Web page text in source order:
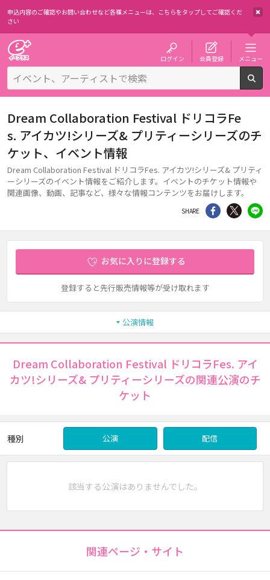
申込内容のご確認やお問い合わせなど各種メニューは、 こちらをタップしてご確認くだ
さい
ログイン 会員登録 メニュー
Dream Collaboration Festival ドリコラFe
s. アイカツ!シリーズ& プリティーシリーズのチ
ケット、イベント情報
Dream Collaboration Festival ドリコラFes. アイカツ!シリーズ& プリティ
ーシリーズのイベント情報をご紹介します。イベントのチケット情報や
関連画像、動画、記事など、様々な情報コンテンツをお届けします。
SHARE シェア Twitter
お気に入りに登録する
登録すると先行販売情報等が受け取れます
公演情報
Dream Collaboration Festival ドリコラFes. アイ
カツ!シリーズ& プリティーシリーズの関連公演のチ
ケット
種別 公演 配信
該当する公演はありませんでした。
関連ページ・サイト